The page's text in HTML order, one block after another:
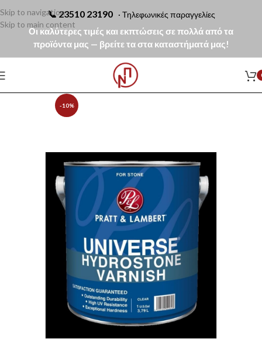
📞23510 23190 · Τηλεφωνικές παραγγελίες
Οι καλύτερες τιμές και εκπτώσεις σε πολλά από τα
προϊόντα μας — βρείτε τα στα καταστήματά μας!
Skip to navigation
Skip to main content
-10%